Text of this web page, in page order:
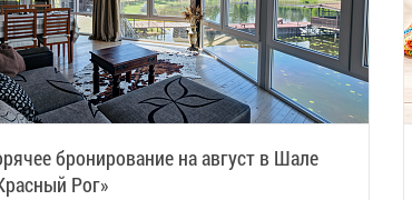
бронирование на август в Шале
Рог»